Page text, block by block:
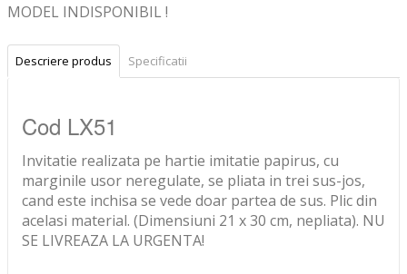
MODEL INDISPONIBIL !
Descriere produs Specificatii
Cod LX51
Invitatie realizata pe hartie imitatie papirus, cu
marginile usor neregulate, se pliata in trei sus-jos,
cand este inchisa se vede doar partea de sus. Plic din
acelasi material. (Dimensiuni 21 x 30 cm, nepliata). NU
SE LIVREAZA LA URGENTA!